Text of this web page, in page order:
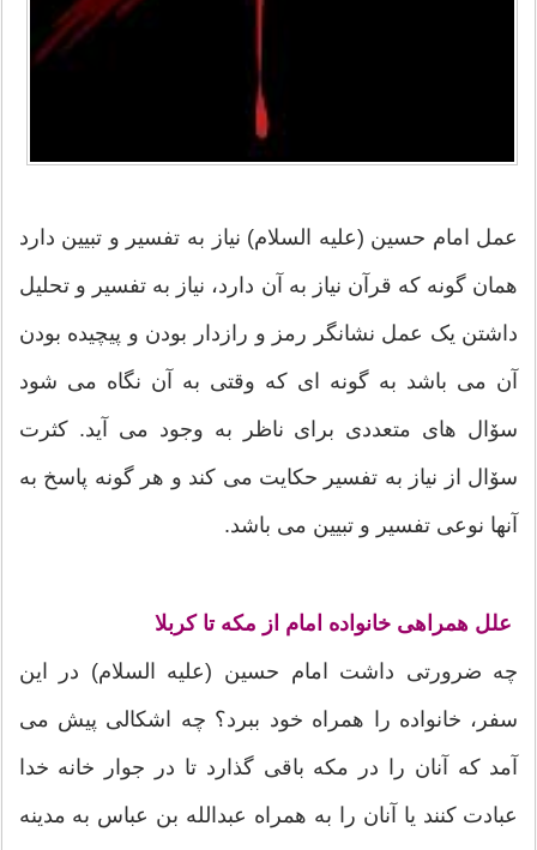
عمل امام حسین (علیه السلام) نیاز به تفسیر و تبیین دارد
همان گونه که قرآن نیاز به آن دارد، نیاز به تفسیر و تحلیل
داشتن یک عمل نشانگر رمز و رازدار بودن و پیچیده بودن
آن می باشد به گونه ای که وقتی به آن نگاه می شود
سۆال های متعددی برای ناظر به وجود می آید. کثرت
سۆال از نیاز به تفسیر حکایت می کند و هر گونه پاسخ به
آنها نوعی تفسیر و تبیین می باشد.
علل همراهی خانواده امام از مکه تا کربلا
چه ضرورتی داشت امام حسین (علیه السلام) در این
سفر، خانواده را همراه خود ببرد؟ چه اشکالی پیش می
آمد که آنان را در مکه باقی گذارد تا در جوار خانه خدا
عبادت کنند یا آنان را به همراه عبدالله بن عباس به مدینه